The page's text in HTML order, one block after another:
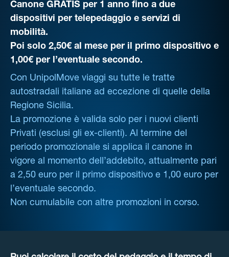
Canone GRATIS per 1 anno fino a due
dispositivi per telepedaggio e servizi di
mobilità.
Poi solo 2,50€ al mese per il primo dispositivo e
1,00€ per l’eventuale secondo.
Con UnipolMove viaggi su tutte le tratte
autostradali italiane ad eccezione di quelle della
Regione Sicilia.
La promozione è valida solo per i nuovi clienti
Privati (esclusi gli ex-clienti). Al termine del
periodo promozionale si applica il canone in
vigore al momento dell’addebito, attualmente pari
a 2,50 euro per il primo dispositivo e 1,00 euro per
l’eventuale secondo.
Non cumulabile con altre promozioni in corso.